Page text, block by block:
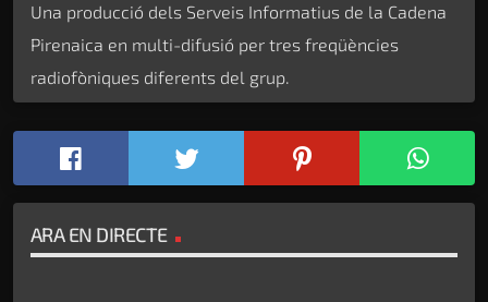
Una producció dels Serveis Informatius de la Cadena
Pirenaica en multi-difusió per tres freqüències
radiofòniques diferents del grup.
ARA EN DIRECTE